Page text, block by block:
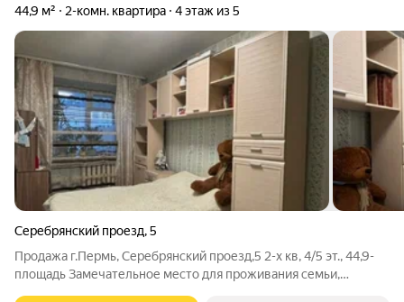
44,9 м² 2-комн. квартира 4 этаж из 5
Серебрянский проезд,5
Продажа г.Пермь, Серебрянский проезд,5 2-х кв, 4/5 эт., 44,9-
площадь Замечательное место для проживания семьи,